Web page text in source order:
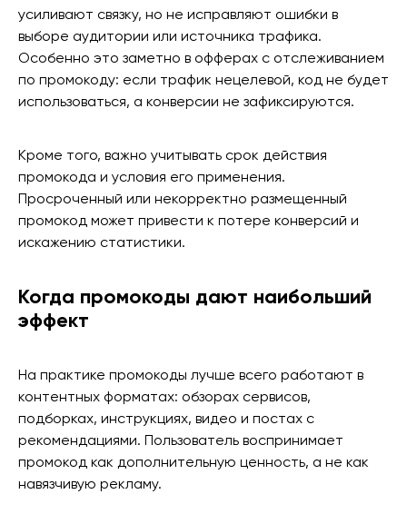
усиливают связку, но не исправляют ошибки в
выборе аудитории или источника трафика.
Особенно это заметно в офферах с отслеживанием
по промокоду: если трафик нецелевой, код не будет
использоваться, а конверсии не зафиксируются.
Кроме того, важно учитывать срок действия
промокода и условия его применения.
Просроченный или некорректно размещенный
промокод может привести к потере конверсий и
искажению статистики.
Когда промокоды дают наибольший
эффект
На практике промокоды лучше всего работают в
контентных форматах: обзорах сервисов,
подборках, инструкциях, видео и постах с
рекомендациями. Пользователь воспринимает
промокод как дополнительную ценность, а не как
навязчивую рекламу.